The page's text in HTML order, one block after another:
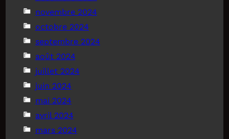
novembre 2024
octobre 2024
septembre 2024
août 2024
juillet 2024
juin 2024
mai 2024
avril 2024
mars 2024